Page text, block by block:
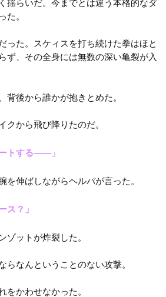
揺らいだ。今までとは違う本格的なダ
た。
った。スケィスを打ち続けた拳はほと
ず、その全身には無数の深い亀裂が入
背後から誰かが抱きとめた。
クから飛び降りたのだ。
トする――」
を伸ばしながらヘルバが言った。
ス？」
ゾットが炸裂した。
らなんということのない攻撃。
をかわせなかった。